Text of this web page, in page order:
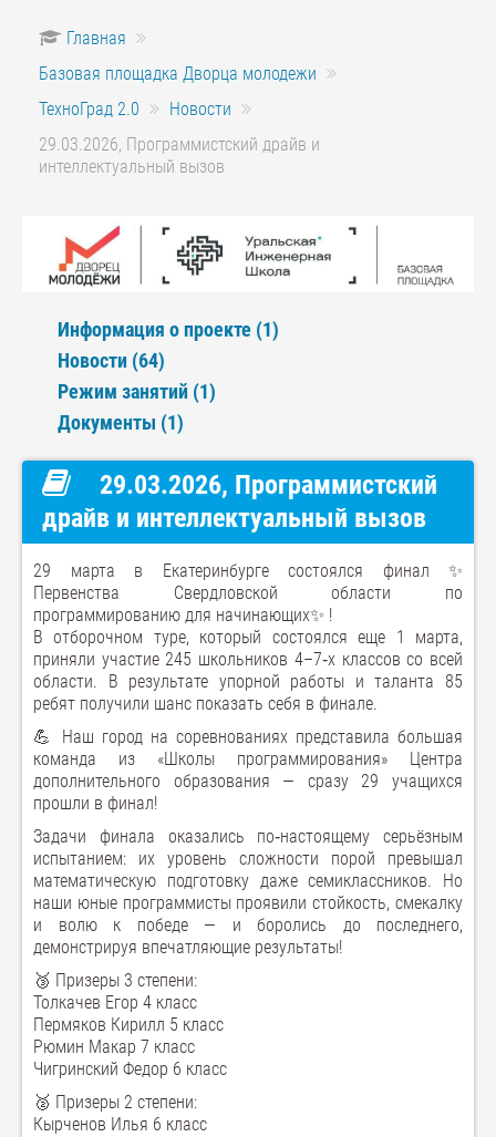
Главная
Базовая площадка Дворца молодежи
ТехноГрад 2.0
Новости
29.03.2026, Программистский драйв и
интеллектуальный вызов
Информация о проекте (1)
Новости (64)
Режим занятий (1)
Документы (1)
29.03.2026, Программистский
драйв и интеллектуальный вызов
29 марта в Екатеринбурге состоялся финал ✨
Первенства Свердловской области по
программированию для начинающих✨ !
В отборочном туре, который состоялся еще 1 марта,
приняли участие 245 школьников 4–7‑х классов со всей
области. В результате упорной работы и таланта 85
ребят получили шанс показать себя в финале.
💪 Наш город на соревнованиях представила большая
команда из «Школы программирования» Центра
дополнительного образования — сразу 29 учащихся
прошли в финал!
Задачи финала оказались по‑настоящему серьёзным
испытанием: их уровень сложности порой превышал
математическую подготовку даже семиклассников. Но
наши юные программисты проявили стойкость, смекалку
и волю к победе — и боролись до последнего,
демонстрируя впечатляющие результаты!
🥉 Призеры 3 степени:
Толкачев Егор 4 класс
Пермяков Кирилл 5 класс
Рюмин Макар 7 класс
Чигринский Федор 6 класс
🥈 Призеры 2 степени:
Кырченов Илья 6 класс